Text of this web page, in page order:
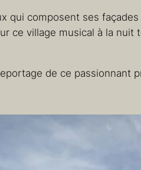
qui composent ses
ce village musical à la nuit
de ce passionnant